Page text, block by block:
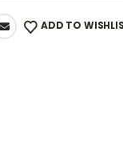
ADD TO